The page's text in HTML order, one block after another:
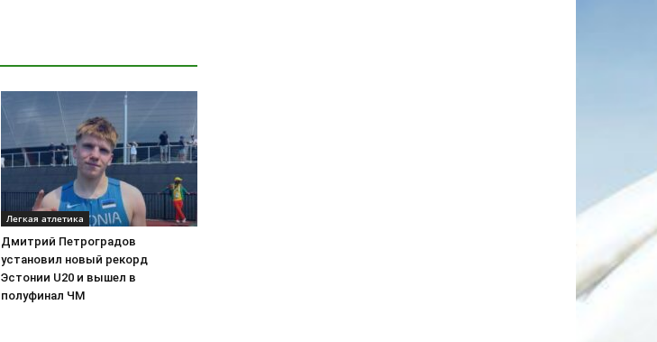
Легкая атлетика
Дмитрий Петроградов
установил новый рекорд
Эстонии U20 и вышел в
полуфинал ЧМ